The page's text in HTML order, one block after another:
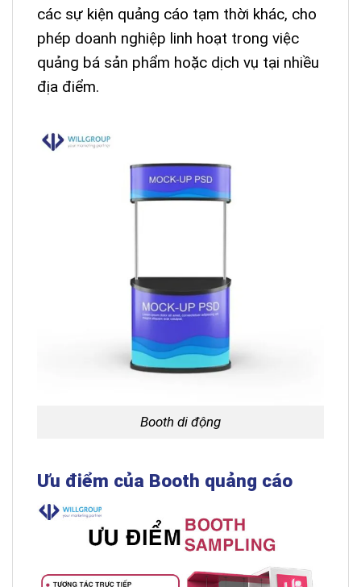
các sự kiện quảng cáo tạm thời khác, cho
phép doanh nghiệp linh hoạt trong việc
quảng bá sản phẩm hoặc dịch vụ tại nhiều
địa điểm.
Booth di động
Ưu điểm của Booth quảng cáo